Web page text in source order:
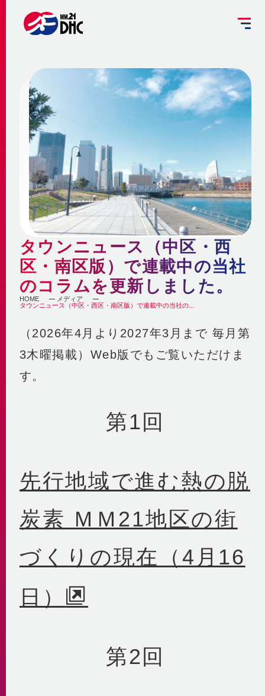
設備管理受託のご案内
お客さま専用ページ
大
INFORMATION
お知らせ
メディア
更新情報
熱供給
ご挨拶
みなとみらい21熱供給のサステナビリティ
脱炭素への取組み
脱炭素関連サービスの提供
最新鋭設備の導入
省エネ・省コストの両立
自社の取組み
BCP
非常時を含めた安定供給
地域連携
地域への参画
人材育成と多様な働き方
事業概要 ～地域冷暖房とは～
地域冷暖房の仕組み
個別冷暖房との相違点
地域冷暖房の特性
街づくりへの貢献
経済性
環境性
みなとみらい21中央地区の地域冷暖房
供給エリア
企業情報
会社概要
事業沿革
企業理念・行動指針
2030ビジョン
決算情報・熱販売状況
各種公開情報
省エネ法 定期報告書・中長期計画書
熱供給事業者別排出係数
1分でわかるみなとみらい21熱供給
メニューを閉じる
タウンニュース（中区・西
区・南区版）で連載中の当社
のコラムを更新しました。
HOME
メディア
タウンニュース（中区・西区・南区版）で連載中の当社の...
（2026年4月より2027年3月まで 毎月第
3木曜掲載）Web版でもご覧いただけま
す。
第1回
先行地域で進む熱の脱
炭素 ＭＭ21地区の街
づくりの現在（4月16
日）
第2回